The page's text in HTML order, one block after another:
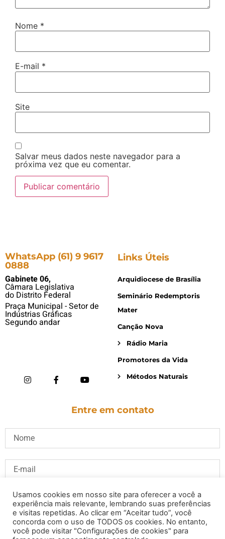
Nome *
E-mail *
Site
Salvar meus dados neste navegador para a
próxima vez que eu comentar.
WhatsApp (61) 9 9617
0888
Gabinete 06,
Câmara Legislativa
do Distrito Federal
Praça Municipal - Setor de
Indústrias Gráficas
Segundo andar
Links Úteis
Arquidiocese de Brasília
Seminário Redemptoris
Mater
Canção Nova
Rádio Maria
Promotores da Vida
Métodos Naturais
Entre em contato
Usamos cookies em nosso site para oferecer a você a
experiência mais relevante, lembrando suas preferências
e visitas repetidas. Ao clicar em “Aceitar tudo”, você
concorda com o uso de TODOS os cookies. No entanto,
você pode visitar "Configurações de cookies" para